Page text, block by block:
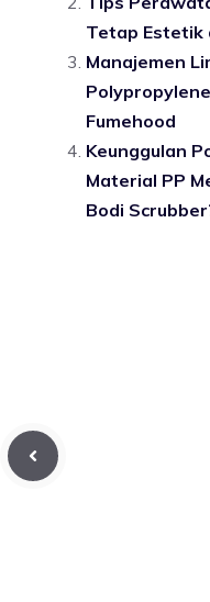
Tetap Estetik
Manajemen
Fumehood
Keunggulan
Material PP
Bodi